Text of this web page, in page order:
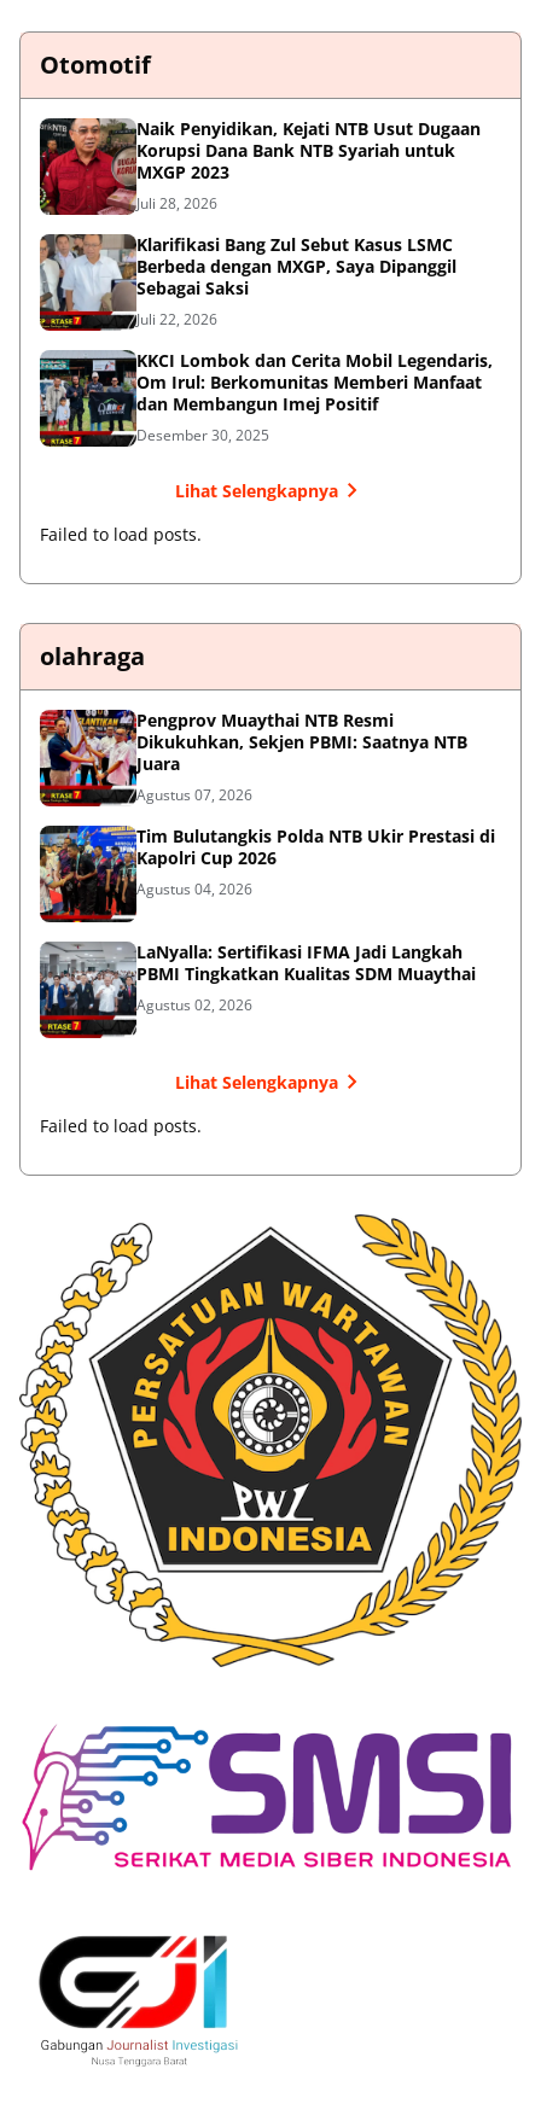
Otomotif
Naik Penyidikan, Kejati NTB Usut Dugaan
Korupsi Dana Bank NTB Syariah untuk
MXGP 2023
Juli 28, 2026
Klarifikasi Bang Zul Sebut Kasus LSMC
Berbeda dengan MXGP, Saya Dipanggil
Sebagai Saksi
Juli 22, 2026
KKCI Lombok dan Cerita Mobil Legendaris,
Om Irul: Berkomunitas Memberi Manfaat
dan Membangun Imej Positif
Desember 30, 2025
Lihat Selengkapnya
Failed to load posts.
olahraga
Pengprov Muaythai NTB Resmi
Dikukuhkan, Sekjen PBMI: Saatnya NTB
Juara
Agustus 07, 2026
Tim Bulutangkis Polda NTB Ukir Prestasi di
Kapolri Cup 2026
Agustus 04, 2026
LaNyalla: Sertifikasi IFMA Jadi Langkah
PBMI Tingkatkan Kualitas SDM Muaythai
Agustus 02, 2026
Lihat Selengkapnya
Failed to load posts.